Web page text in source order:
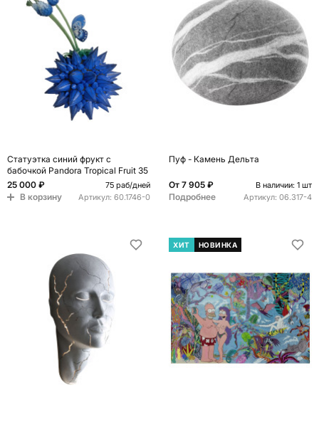
Статуэтка синий фрукт с
бабочкой Pandora Tropical Fruit 35
25 000 ₽
75 раб/дней
В корзину Артикул: 60.1746-0
Пуф - Камень Дельта
От 7 905 ₽ В наличии: 1 шт
Подробнее Артикул: 06.317-4
ХИТ НОВИНКА